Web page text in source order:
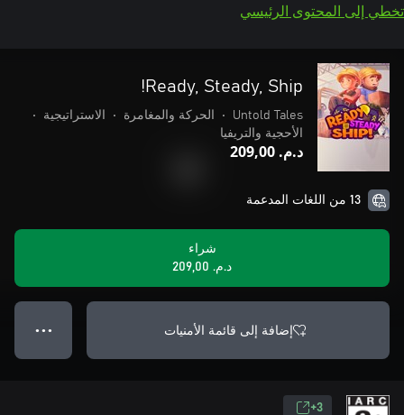
تخطي إلى المحتوى الرئيسي
Ready, Steady, Ship!
Untold Tales
• الحركة والمغامرة • الاستراتيجية
•
الأحجية والتريفيا
د.م.‏ 209,00
13 من اللغات المدعمة
شراء
د.م.‏ 209,00
إضافة إلى قائمة الأمنيات ● ● ●
3+